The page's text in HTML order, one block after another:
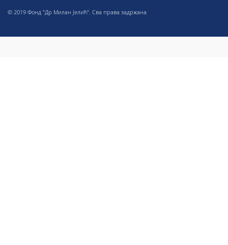
© 2019 Фонд "Др Милан Јелић". Сва права задржана